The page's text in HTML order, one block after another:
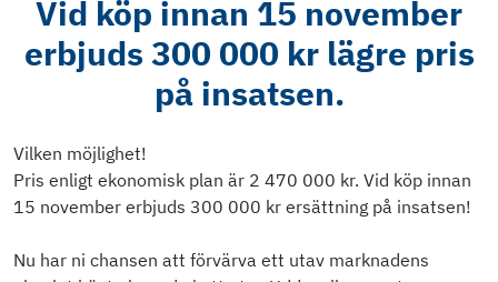
Vid köp innan 15 november
erbjuds 300 000 kr lägre pris
på insatsen.
Vilken möjlighet!
Pris enligt ekonomisk plan är 2 470 000 kr. Vid köp innan
15 november erbjuds 300 000 kr ersättning på insatsen!
Nu har ni chansen att förvärva ett utav marknadens